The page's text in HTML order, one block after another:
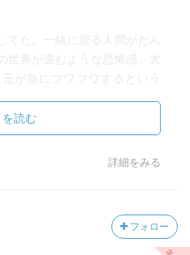
てた。一緒に居る人間がだん
世界が歪むような恐怖感、大
が急にフワフワするという
いというか、いつの間にか眠
。でも背筋は冷える。
入してしまうのだと思う。こ
触れそう（悪口ではない）
読む
詳細をみる
フォロー